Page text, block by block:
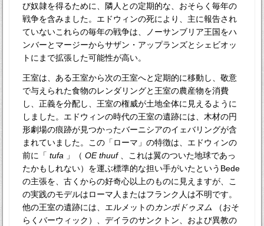
び奴隷を得るために、隣人との定期的な、おそらく毎年の
戦争を含みました。エドウィンの死により、主に報告され
ていないこれらの毎年の戦争は、ノーサンブリア王国をハ
ンバーとマージーからサザン・アップランズとシェビオッ
トにまで拡張した可能性が高い。
王室は、ある王室から次の王室へと定期的に移動し、敬意
で与えられた食物のレンダリングと王室の農産物を消費
し、正義を分配し、王室の権威が土地全体に見えるように
しました。エドウィンの時代の王室の遺跡には、木材の円
形劇場の痕跡が見つかったバーニシアのイェバリングが含
まれていました。この「ローマ」の特徴は、エドウィンの
前に「tufa 」（OE thuuf、これは翼のついた地球であっ
たかもしれない）を運ぶ標準的な担い手がいたというBede
の主張を、古くからの好奇心以上のものに見えますが、こ
の実践のモデルはローマ人またはフランク人は不明です。
他の王室の遺跡には、エルメットのカンポドゥヌム （おそ
らくバーウィック）、デイラのサンクトン、および異教の